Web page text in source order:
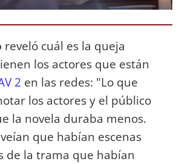
reveló cuál es la queja
los actores que están
2 en las redes: "Lo que
los actores y el público
la novela duraba menos.
que habían escenas
de la trama que habían